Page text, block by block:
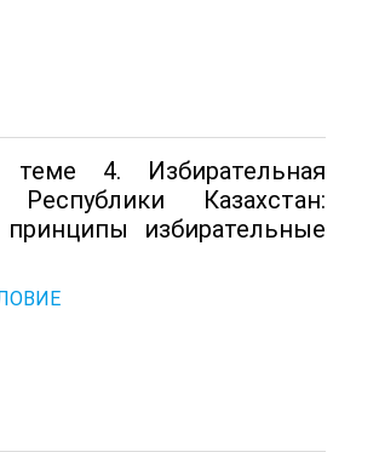
4. Избирательная
Республики Казахстан:
принципы избирательные